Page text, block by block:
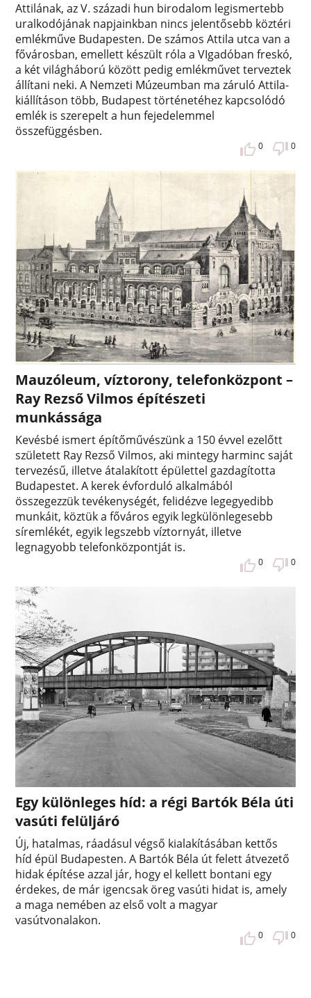
Attilának, az V. századi hun birodalom legismertebb
uralkodójának napjainkban nincs jelentősebb köztéri
emlékműve Budapesten. De számos Attila utca van a
fővárosban, emellett készült róla a VIgadóban freskó,
a két világháború között pedig emlékművet terveztek
állítani neki. A Nemzeti Múzeumban ma záruló Attila-
kiállításon több, Budapest történetéhez kapcsolódó
emlék is szerepelt a hun fejedelemmel
összefüggésben.
0 0
Mauzóleum, víztorony, telefonközpont –
Ray Rezső Vilmos építészeti
munkássága
Kevésbé ismert építőművészünk a 150 évvel ezelőtt
született Ray Rezső Vilmos, aki mintegy harminc saját
tervezésű, illetve átalakított épülettel gazdagította
Budapestet. A kerek évforduló alkalmából
összegezzük tevékenységét, felidézve legegyedibb
munkáit, köztük a főváros egyik legkülönlegesebb
síremlékét, egyik legszebb víztornyát, illetve
legnagyobb telefonközpontját is.
0 0
Egy különleges híd: a régi Bartók Béla úti
vasúti felüljáró
Új, hatalmas, ráadásul végső kialakításában kettős
híd épül Budapesten. A Bartók Béla út felett átvezető
hidak építése azzal jár, hogy el kellett bontani egy
érdekes, de már igencsak öreg vasúti hidat is, amely
a maga nemében az első volt a magyar
vasútvonalakon.
0 0